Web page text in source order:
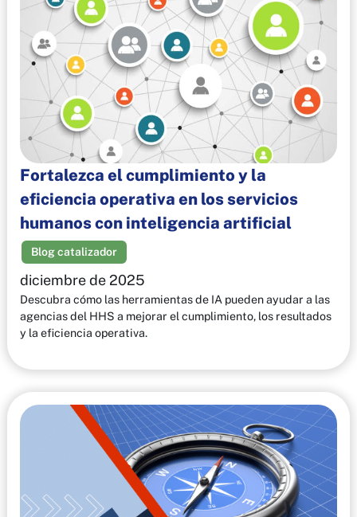
Fortalezca el cumplimiento y la
eficiencia operativa en los servicios
humanos con inteligencia artificial
Blog catalizador
diciembre de 2025
Descubra cómo las herramientas de IA pueden ayudar a las
agencias del HHS a mejorar el cumplimiento, los resultados
y la eficiencia operativa.